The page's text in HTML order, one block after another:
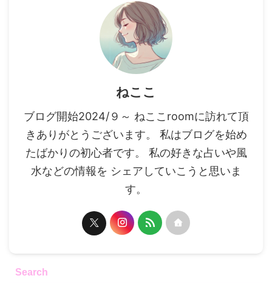
ねここ
ブログ開始2024/９～ ねここroomに訪れて頂
きありがとうございます。 私はブログを始め
たばかりの初心者です。 私の好きな占いや風
水などの情報を シェアしていこうと思いま
す。
Search